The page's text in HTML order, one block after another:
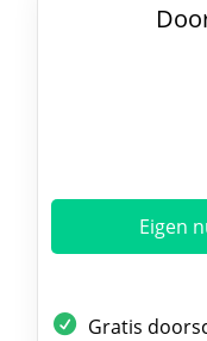
Eigen
Gratis